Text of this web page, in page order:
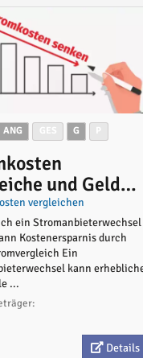
ANG G
und Geld
vergleichen
ein Stromanbieterwechsel
Kostenersparnis durch
Ein
kann
...
Details